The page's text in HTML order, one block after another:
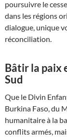
poursuivre le
dans les régions
dialogue, unique
réconciliation.
Bâtir la paix
Sud
Que le Divin
Burkina Faso, du
humanitaire à la
conflits armés,